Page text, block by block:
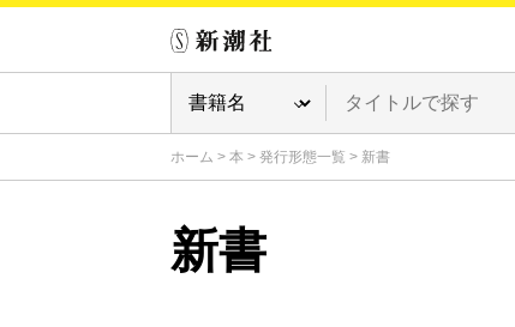
ホーム > 本 > 発行形態一覧 > 新書
新書